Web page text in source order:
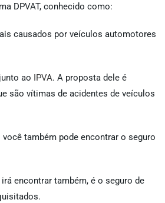
DPVAT, conhecido como:
causados por veículos automotores
ao IPVA. A proposta dele é
são vítimas de acidentes de veículos
também pode encontrar o seguro
encontrar também, é o seguro de